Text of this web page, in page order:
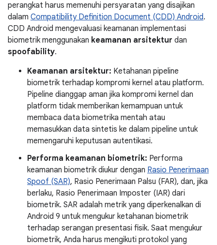
perangkat harus memenuhi persyaratan yang disajikan
dalam Compatibility Definition Document (CDD) Android.
CDD Android mengevaluasi keamanan implementasi
biometrik menggunakan keamanan arsitektur dan
spoofability.
Keamanan arsitektur: Ketahanan pipeline
biometrik terhadap kompromi kernel atau platform.
Pipeline dianggap aman jika kompromi kernel dan
platform tidak memberikan kemampuan untuk
membaca data biometrika mentah atau
memasukkan data sintetis ke dalam pipeline untuk
memengaruhi keputusan autentikasi.
Performa keamanan biometrik: Performa
keamanan biometrik diukur dengan Rasio Penerimaan
Spoof (SAR), Rasio Penerimaan Palsu (FAR), dan, jika
berlaku, Rasio Penerimaan Imposter (IAR) dari
biometrik. SAR adalah metrik yang diperkenalkan di
Android 9 untuk mengukur ketahanan biometrik
terhadap serangan presentasi fisik. Saat mengukur
biometrik, Anda harus mengikuti protokol yang